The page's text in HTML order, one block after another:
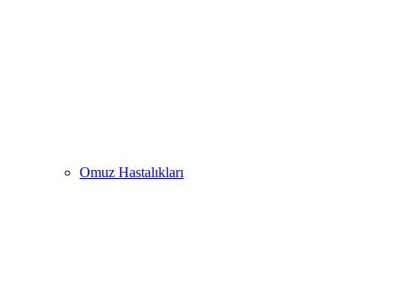
Omuz Hastalıkları